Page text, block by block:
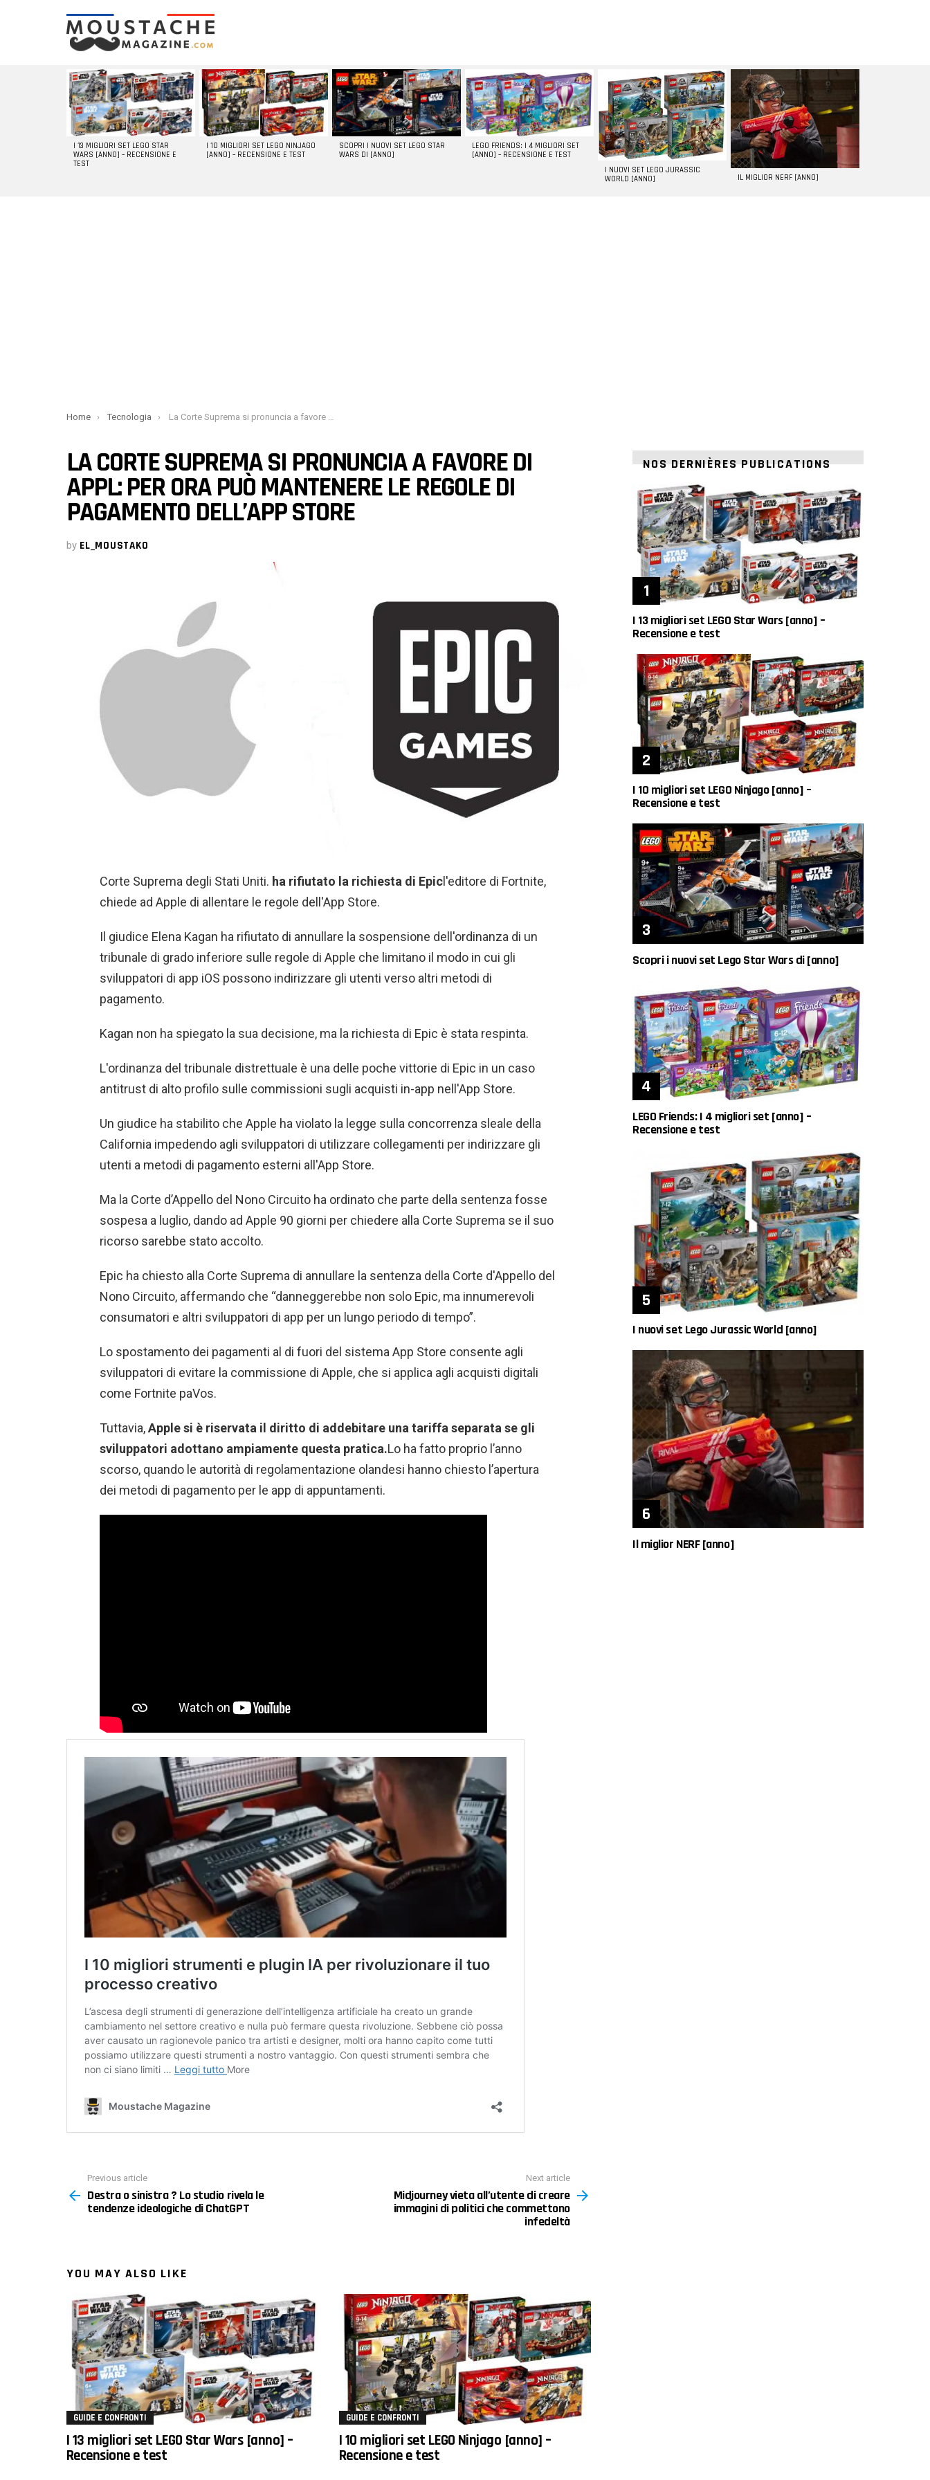
LATEST
STORIES
I 13 MIGLIORI SET LEGO STAR
WARS [ANNO] – RECENSIONE E
TEST
I 10 MIGLIORI SET LEGO NINJAGO
[ANNO] – RECENSIONE E TEST
SCOPRI I NUOVI SET LEGO STAR
WARS DI [ANNO]
LEGO FRIENDS: I 4 MIGLIORI SET
[ANNO] – RECENSIONE E TEST
I NUOVI SET LEGO JURASSIC
WORLD [ANNO]
IL MIGLIOR NERF [ANNO]
You are here:
Home Tecnologia La Corte Suprema si pronuncia a favore di Appl: per ora può mantenere le regole di pagamento dell’App Store
LA CORTE SUPREMA SI PRONUNCIA A FAVORE DI
APPL: PER ORA PUÒ MANTENERE LE REGOLE DI
PAGAMENTO DELL’APP STORE
by EL_MOUSTAKO
Corte Suprema degli Stati Uniti. ha rifiutato la richiesta di Epic l'editore di Fortnite,
chiede ad Apple di allentare le regole dell'App Store.
Il giudice Elena Kagan ha rifiutato di annullare la sospensione dell'ordinanza di un
tribunale di grado inferiore sulle regole di Apple che limitano il modo in cui gli
sviluppatori di app iOS possono indirizzare gli utenti verso altri metodi di
pagamento.
Kagan non ha spiegato la sua decisione, ma la richiesta di Epic è stata respinta.
L'ordinanza del tribunale distrettuale è una delle poche vittorie di Epic in un caso
antitrust di alto profilo sulle commissioni sugli acquisti in-app nell'App Store.
Un giudice ha stabilito che Apple ha violato la legge sulla concorrenza sleale della
California impedendo agli sviluppatori di utilizzare collegamenti per indirizzare gli
utenti a metodi di pagamento esterni all'App Store.
Ma la Corte d’Appello del Nono Circuito ha ordinato che parte della sentenza fosse
sospesa a luglio, dando ad Apple 90 giorni per chiedere alla Corte Suprema se il suo
ricorso sarebbe stato accolto.
Epic ha chiesto alla Corte Suprema di annullare la sentenza della Corte d'Appello del
Nono Circuito, affermando che “danneggerebbe non solo Epic, ma innumerevoli
consumatori e altri sviluppatori di app per un lungo periodo di tempo”.
Lo spostamento dei pagamenti al di fuori del sistema App Store consente agli
sviluppatori di evitare la commissione di Apple, che si applica agli acquisti digitali
come Fortnite paVos.
Tuttavia,Apple si è riservata il diritto di addebitare una tariffa separata se gli
sviluppatori adottano ampiamente questa pratica.Lo ha fatto proprio l’anno
scorso, quando le autorità di regolamentazione olandesi hanno chiesto l’apertura
dei metodi di pagamento per le app di appuntamenti.
more
Previous article
Destra o sinistra ? Lo studio rivela le
tendenze ideologiche di ChatGPT
Next article
Midjourney vieta all’utente di creare
immagini di politici che commettono
infedeltà
YOU MAY ALSO LIKE
GUIDE E CONFRONTI
I 13 migliori set LEGO Star Wars [anno] –
Recensione e test
GUIDE E CONFRONTI
I 10 migliori set LEGO Ninjago [anno] –
Recensione e test
NOS DERNIÈRES PUBLICATIONS
I 13 migliori set LEGO Star Wars [anno] –
Recensione e test
I 10 migliori set LEGO Ninjago [anno] –
Recensione e test
Scopri i nuovi set Lego Star Wars di [anno]
LEGO Friends: I 4 migliori set [anno] –
Recensione e test
I nuovi set Lego Jurassic World [anno]
Il miglior NERF [anno]